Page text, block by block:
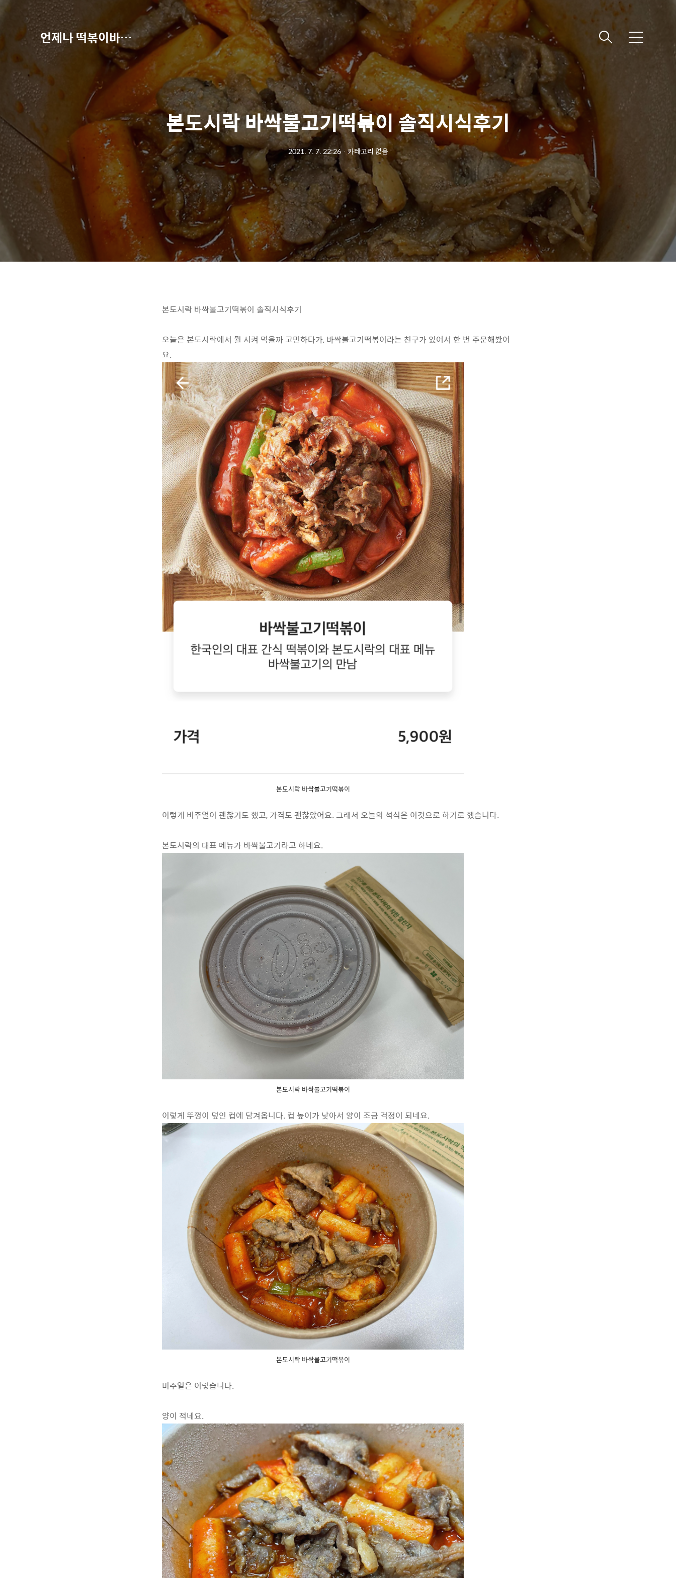
언제나 떡볶이바라기 메
뉴
본도시락 바싹불고기떡볶이 솔직시식후기
2021. 7. 7. 22:26ㆍ카테고리 없음
본도시락 바싹불고기떡볶이 솔직시식후기
오늘은 본도시락에서 뭘 시켜 먹을까 고민하다가, 바싹불고기떡볶이라는 친구가 있어서 한 번 주문해봤어
요.
본도시락 바싹불고기떡볶이
이렇게 비주얼이 괜찮기도 했고, 가격도 괜찮았어요. 그래서 오늘의 석식은 이것으로 하기로 했습니다.
본도시락의 대표 메뉴가 바싹불고기라고 하네요.
본도시락 바싹불고기떡볶이
이렇게 뚜껑이 덮인 컵에 담겨옵니다. 컵 높이가 낮아서 양이 조금 걱정이 되네요.
본도시락 바싹불고기떡볶이
비주얼은 이렇습니다.
양이 적네요.